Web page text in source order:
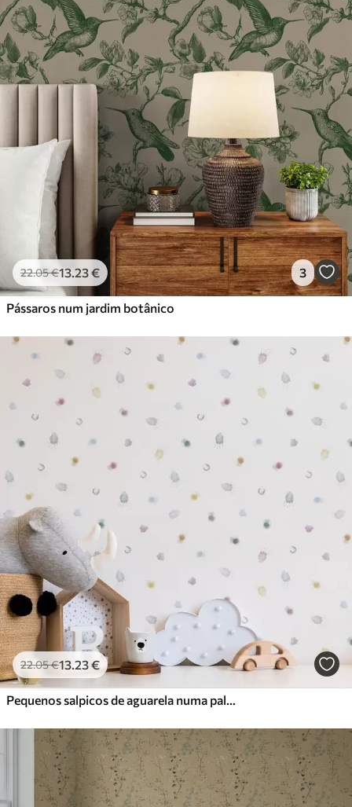
22.05€13.23€ 3
Pássaros num jardim botânico
22.05€13.23€
Pequenos salpicos de aguarela numa paleta de tons pastel suaves